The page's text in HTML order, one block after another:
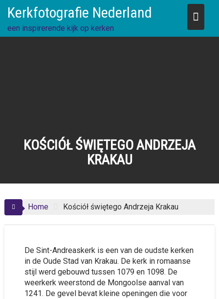
content
Kerkfotografie Nederland
een inspirerende kijk op kerken
KOŚCIÓŁ ŚWIĘTEGO ANDRZEJA
KRAKAU
Home Kościół świętego Andrzeja Krakau
De Sint-Andreaskerk is een van de oudste kerken
in de Oude Stad van Krakau. De kerk in romaanse
stijl werd gebouwd tussen 1079 en 1098. De
weerkerk weerstond de Mongoolse aanval van
1241. De gevel bevat kleine openingen die voor